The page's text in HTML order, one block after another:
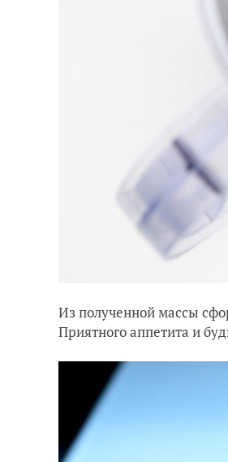
Из полученной массы
Приятного аппетита и